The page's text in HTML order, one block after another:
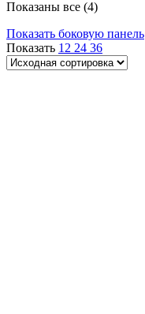
Показаны все (4)
Показать боковую панель
Показать 12 24 36